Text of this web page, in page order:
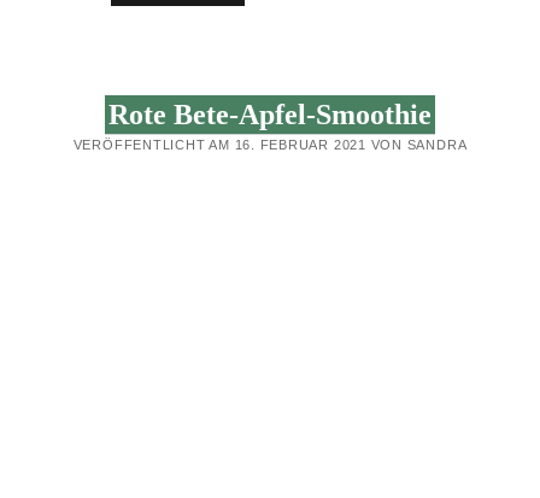
Rote Bete-Apfel-Smoothie
VERÖFFENTLICHT AM 16. FEBRUAR 2021 VON SANDRA